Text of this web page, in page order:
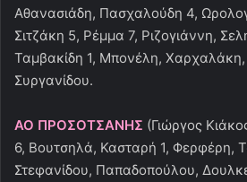
Αθανασιάδη, Πασχαλούδη 4,
Σιτζάκη 5, Ρέμμα 7, Ριζογιάννη,
Ταμβακίδη 1, Μπονέλη,
Συργανίδου.
ΑΟ ΠΡΟΣΟΤΣΑΝΗΣ (Γιώργος
6, Βουτσηλά, Κασταρή 1, Φερφέρη,
Στεφανίδου, Παπαδοπούλου,